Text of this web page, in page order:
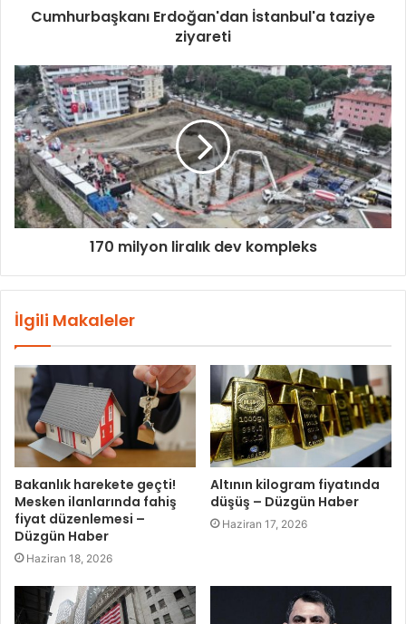
Cumhurbaşkanı Erdoğan'dan İstanbul'a taziye
ziyareti
170 milyon liralık dev kompleks
İlgili Makaleler
Bakanlık harekete geçti!
Mesken ilanlarında fahiş
fiyat düzenlemesi –
Düzgün Haber
Haziran 18, 2026
Altının kilogram fiyatında
düşüş – Düzgün Haber
Haziran 17, 2026